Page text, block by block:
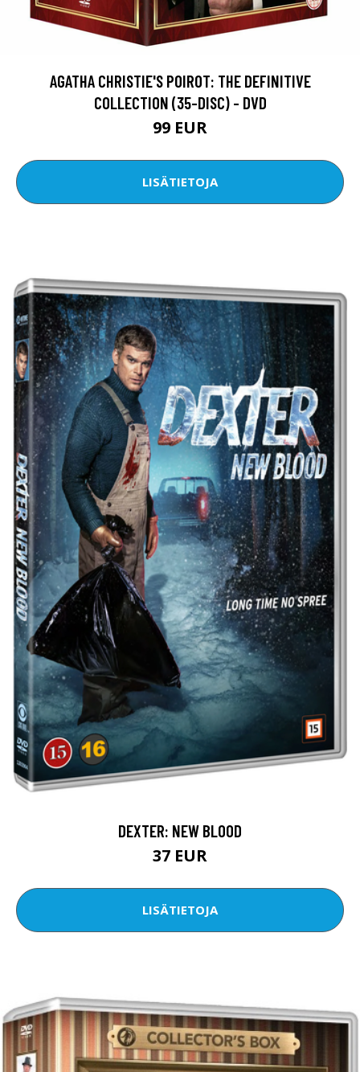
AGATHA CHRISTIE'S POIROT: THE DEFINITIVE
COLLECTION (35-DISC) - DVD
99 EUR
LISÄTIETOJA
DEXTER: NEW BLOOD
37 EUR
LISÄTIETOJA